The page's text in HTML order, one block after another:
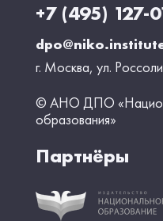
+7 (495) 127-
г. Москва, ул.
© АНО ДПО
образования»
Партнёры